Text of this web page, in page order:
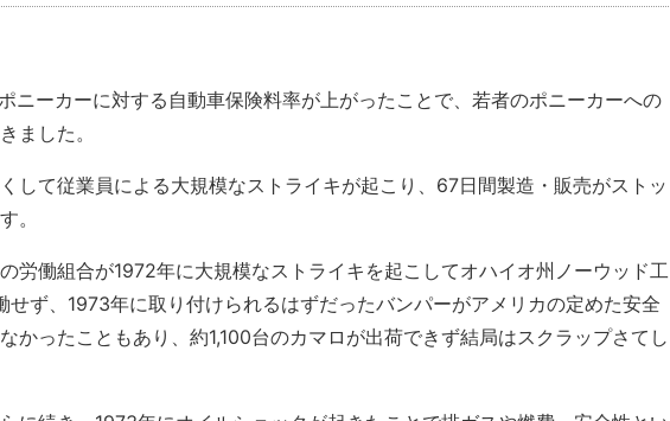
ニーカーに対する自動車保険料率が上がったことで、若者のポニーカーへの
ました。
して従業員による大規模なストライキが起こり、67日間製造・販売がストッ
。
労働組合が1972年に大規模なストライキを起こしてオハイオ州ノーウッド工
せず、1973年に取り付けられるはずだったバンパーがアメリカの定めた安全
かったこともあり、約1,100台のカマロが出荷できず結局はスクラップさてし